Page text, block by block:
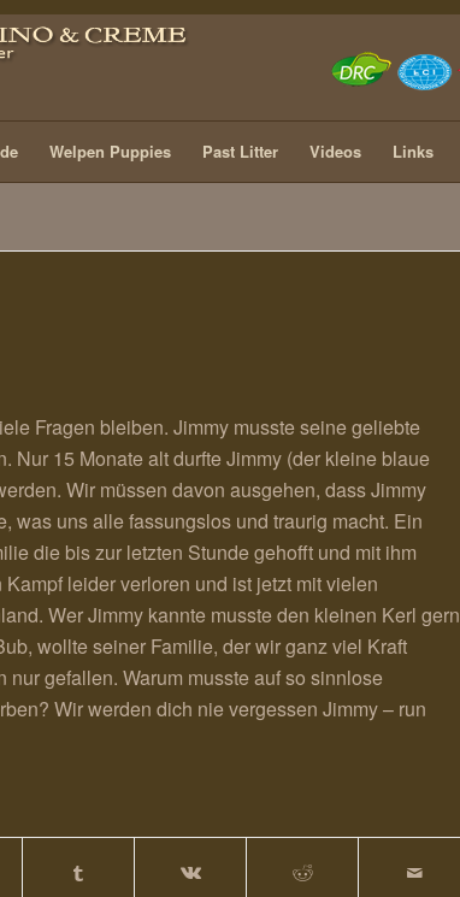
Welpen Puppies Past Litter Videos Links
Fragen bleiben. Jimmy musste seine geliebte
Nur 15 Monate alt durfte Jimmy (der kleine blaue
Wir müssen davon ausgehen, dass Jimmy
was uns alle fassungslos und traurig macht. Ein
die bis zur letzten Stunde gehofft und mit ihm
leider verloren und ist jetzt mit vielen
Wer Jimmy kannte musste den kleinen Kerl gern
wollte seiner Familie, der wir ganz viel Kraft
gefallen. Warum musste auf so sinnlose
Wir werden dich nie vergessen Jimmy – run